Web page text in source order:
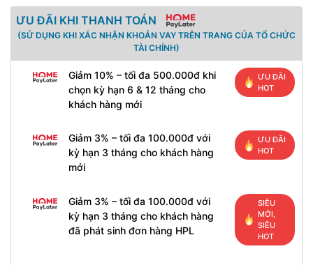
ƯU ĐÃI KHI THANH TOÁN
(SỬ DỤNG KHI XÁC NHẬN KHOẢN VAY TRÊN TRANG CỦA TỔ CHỨC
TÀI CHÍNH)
Giảm 10% – tối đa 500.000đ khi
chọn kỳ hạn 6 & 12 tháng cho
khách hàng mới
ƯU ĐÃI
HOT
Giảm 3% – tối đa 100.000đ với
kỳ hạn 3 tháng cho khách hàng
mới
ƯU ĐÃI
HOT
Giảm 3% – tối đa 100.000đ với
kỳ hạn 3 tháng cho khách hàng
đã phát sinh đơn hàng HPL
SIÊU
MỚI,
SIÊU
HOT